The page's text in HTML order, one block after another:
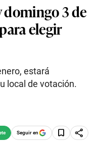
domingo 3 de
elegir
estará
local de votación.
Seguir en